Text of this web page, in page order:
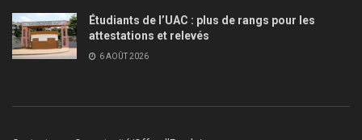
Étudiants de l’UAC : plus de rangs pour les
attestations et relevés
6 AOÛT 2026